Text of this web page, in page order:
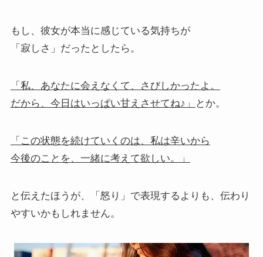
もし、彼女が本当に感じている気持ちが
「寂しさ」だったとしたら。
「私、あなたに会えなくて、さびしかったよ。
だから、今日はいっぱい甘えさせてね♪」
とか。
「この状態を続けていくのは、私は辛いから
今後のことを、一緒に考えて欲しい。」
と伝えたほうが、「怒り」で表現するよりも、伝わり
やすいかもしれません。